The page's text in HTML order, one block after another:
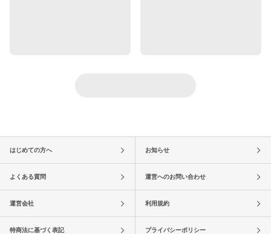
はじめての方へ お知らせ
よくある質問 運営へのお問い合わせ
運営会社 利用規約
特商法に基づく表記 プライバシーポリシー